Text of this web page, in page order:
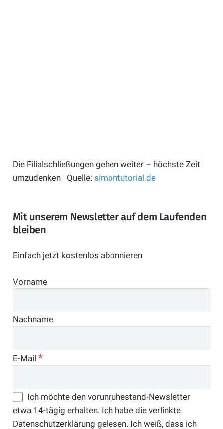
Die Filialschließungen gehen weiter – höchste Zeit
umzudenken Quelle: simontutorial.de
Mit unserem Newsletter auf dem Laufenden
bleiben
Einfach jetzt kostenlos abonnieren
Vorname
Nachname
E-Mail *
Ich möchte den vorunruhestand-Newsletter
etwa 14-tägig erhalten. Ich habe die verlinkte
Datenschutzerklärung gelesen. Ich weiß, dass ich